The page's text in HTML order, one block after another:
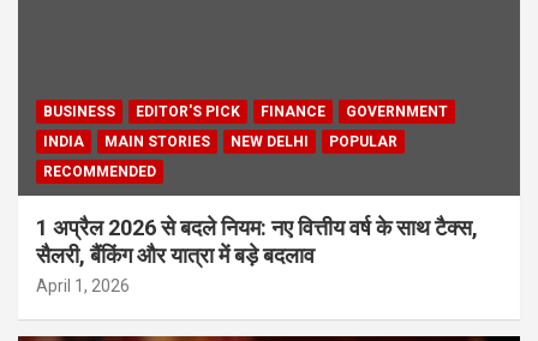
BUSINESS EDITOR'S PICK FINANCE
GOVERNMENT
INDIA
MAIN STORIES NEW DELHI
POPULAR
RECOMMENDED
1 अप्रैल 2026 से बदले नियम: नए वित्तीय वर्ष के साथ टैक्स,
सैलरी, बैंकिंग और यात्रा में बड़े बदलाव
April 1, 2026